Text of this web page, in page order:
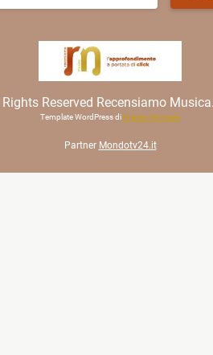
Reserved Recensiamo
Template WordPress di Matteo Morreale
Partner Mondotv24.it